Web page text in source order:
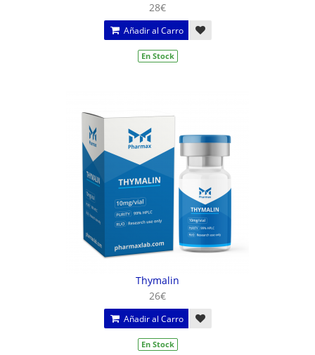
28€
Añadir al Carro
En Stock
Thymalin
26€
Añadir al Carro
En Stock